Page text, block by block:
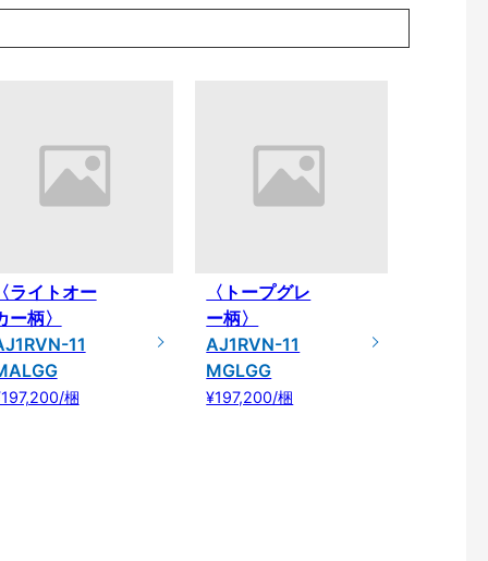
〈ライトオー
ー柄〉
11
梱
〈トープグレ
ー柄〉
AJ1RVN-11
MGLGG
¥197,200/梱